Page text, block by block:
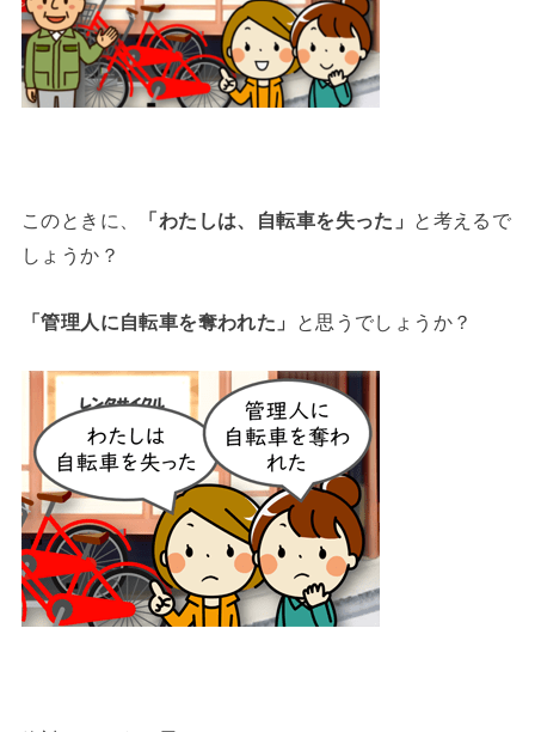
このときに、 「わたしは、自転車を失った」
と考えるで
しょうか？
「管理人に自転車を奪われた」 と思うでしょうか？